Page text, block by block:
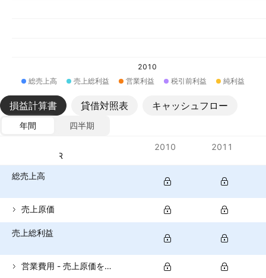
2010
総売上高
売上総利益 営業利益 税引前利益 純利益
損益計算書 貸借対照表 キャッシュフロー
年間
四半期
通貨: INR
2010 2011
総売上高
売上原価
売上総利益
営業費用 - 売上原価を除く